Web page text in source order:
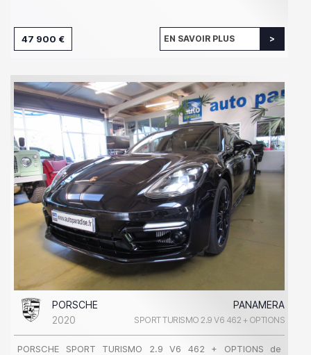
47 900 € EN SAVOIR PLUS
PORSCHE
PANAMERA
2020
SPORT TURISMO 2.9 V6 462 + OPTIONS
PORSCHE SPORT TURISMO 2.9 V6 462 + OPTIONS de